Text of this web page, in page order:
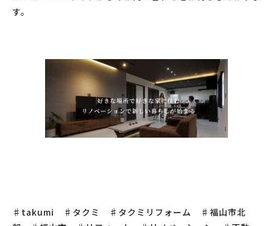
す。
♯takumi ♯タクミ ♯タクミリフォーム ♯福山市北